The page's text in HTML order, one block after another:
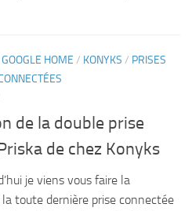
GOOGLE HOME / KONYKS / PRISES
de la double prise
de chez Konyks
je viens vous faire la
toute dernière prise connectée